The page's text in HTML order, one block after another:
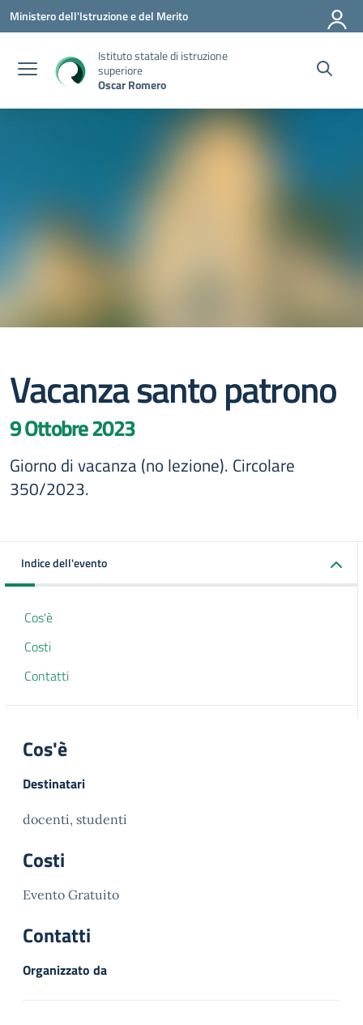
Vai ai contenuti
Vai al menu di navigazione
Vai al footer
Ministero dell'Istruzione e del Merito
Istituto statale di istruzione
superiore
Oscar Romero
Vacanza santo patrono
9 Ottobre 2023
Giorno di vacanza (no lezione). Circolare
350/2023.
Indice dell'evento
Cos'è
Costi
Contatti
Cos'è
Destinatari
docenti, studenti
Costi
Evento Gratuito
Contatti
Organizzato da